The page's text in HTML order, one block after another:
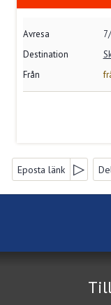
FACEBOOK
Eposta länk
Telefon